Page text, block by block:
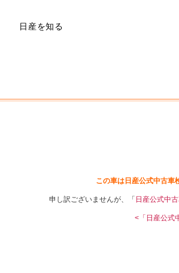
日産を知る
この車は日産公式中古車
申し訳ございませんが、「 日産公式中
<「日産公式